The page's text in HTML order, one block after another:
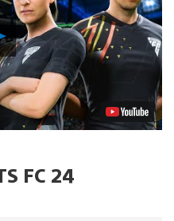
Video
abspielen
FC 24